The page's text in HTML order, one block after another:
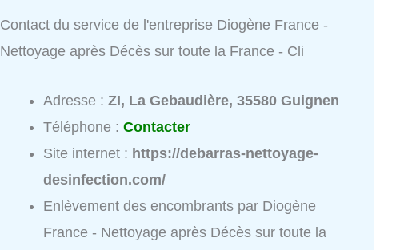
Contact du service de l'entreprise Diogène France -
Nettoyage après Décès sur toute la France - Cli
Adresse :ZI, La Gebaudière, 35580 Guignen
Téléphone :Contacter
Site internet : https://debarras-nettoyage-
desinfection.com/
Enlèvement des encombrants par Diogène
France - Nettoyage après Décès sur toute la